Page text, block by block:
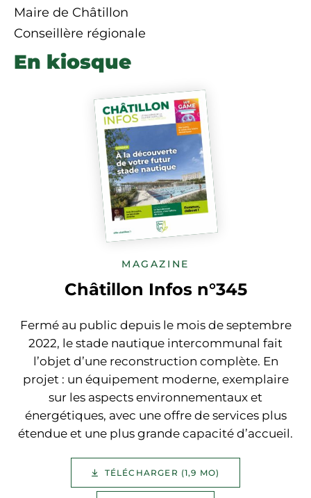
Maire de Châtillon
Conseillère régionale
En kiosque
MAGAZINE
Châtillon Infos n°345
Fermé au public depuis le mois de septembre
2022, le stade nautique intercommunal fait
l’objet d’une reconstruction complète. En
projet : un équipement moderne, exemplaire
sur les aspects environnementaux et
énergétiques, avec une offre de services plus
étendue et une plus grande capacité d’accueil.
TÉLÉCHARGER (1,9 MO)